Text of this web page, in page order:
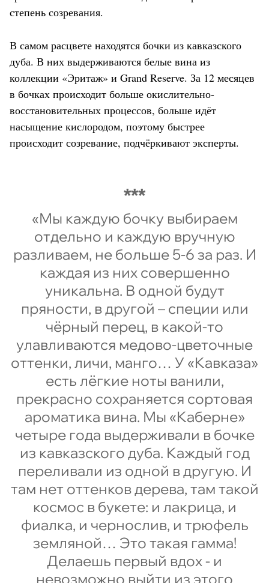
степень созревания.
В самом расцвете находятся бочки из кавказского
дуба. В них выдерживаются белые вина из
коллекции «Эритаж» и Grand Reserve. За 12 месяцев
в бочках происходит больше окислительно-
восстановительных процессов, больше идёт
насыщение кислородом, поэтому быстрее
происходит созревание, подчёркивают эксперты.
«Мы каждую бочку выбираем
отдельно и каждую вручную
разливаем, не больше 5-6 за раз. И
каждая из них совершенно
уникальна. В одной будут
пряности, в другой – специи или
чёрный перец, в какой-то
улавливаются медово-цветочные
оттенки, личи, манго… У «Кавказа»
есть лёгкие ноты ванили,
прекрасно сохраняется сортовая
ароматика вина. Мы «Каберне»
четыре года выдерживали в бочке
из кавказского дуба. Каждый год
переливали из одной в другую. И
там нет оттенков дерева, там такой
космос в букете: и лакрица, и
фиалка, и чернослив, и трюфель
земляной… Это такая гамма!
Делаешь первый вдох - и
невозможно выйти из этого